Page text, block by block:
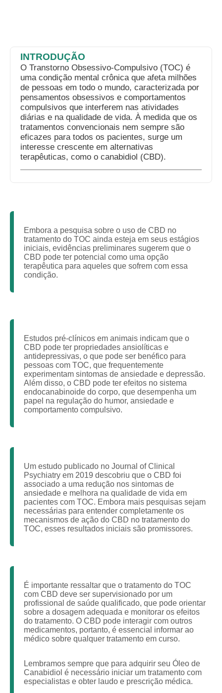
INTRODUÇÃO
O Transtorno Obsessivo-Compulsivo (TOC) é
uma condição mental crônica que afeta milhões
de pessoas em todo o mundo, caracterizada por
pensamentos obsessivos e comportamentos
compulsivos que interferem nas atividades
diárias e na qualidade de vida. À medida que os
tratamentos convencionais nem sempre são
eficazes para todos os pacientes, surge um
interesse crescente em alternativas
terapêuticas, como o canabidiol (CBD).
Embora a pesquisa sobre o uso de CBD no
tratamento do TOC ainda esteja em seus estágios
iniciais, evidências preliminares sugerem que o
CBD pode ter potencial como uma opção
terapêutica para aqueles que sofrem com essa
condição.
Estudos pré-clínicos em animais indicam que o
CBD pode ter propriedades ansiolíticas e
antidepressivas, o que pode ser benéfico para
pessoas com TOC, que frequentemente
experimentam sintomas de ansiedade e depressão.
Além disso, o CBD pode ter efeitos no sistema
endocanabinoide do corpo, que desempenha um
papel na regulação do humor, ansiedade e
comportamento compulsivo.
Um estudo publicado no Journal of Clinical
Psychiatry em 2019 descobriu que o CBD foi
associado a uma redução nos sintomas de
ansiedade e melhora na qualidade de vida em
pacientes com TOC. Embora mais pesquisas sejam
necessárias para entender completamente os
mecanismos de ação do CBD no tratamento do
TOC, esses resultados iniciais são promissores.
É importante ressaltar que o tratamento do TOC
com CBD deve ser supervisionado por um
profissional de saúde qualificado, que pode orientar
sobre a dosagem adequada e monitorar os efeitos
do tratamento. O CBD pode interagir com outros
medicamentos, portanto, é essencial informar ao
médico sobre qualquer tratamento em curso.
Lembramos sempre que para adquirir seu Óleo de
Canabidiol é necessário iniciar um tratamento com
especialistas e obter laudo e prescrição médica.